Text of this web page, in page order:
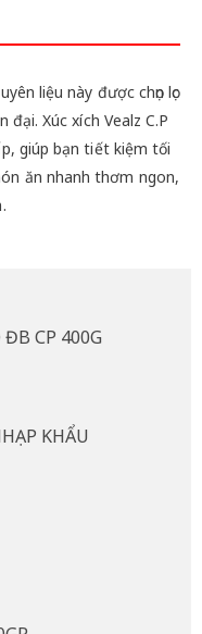
liệu này được chọn lọc
Xúc xích Vealz C.P
giúp bạn tiết kiệm tối
ăn nhanh thơm ngon,
CP 400G
₫.
KHẨU